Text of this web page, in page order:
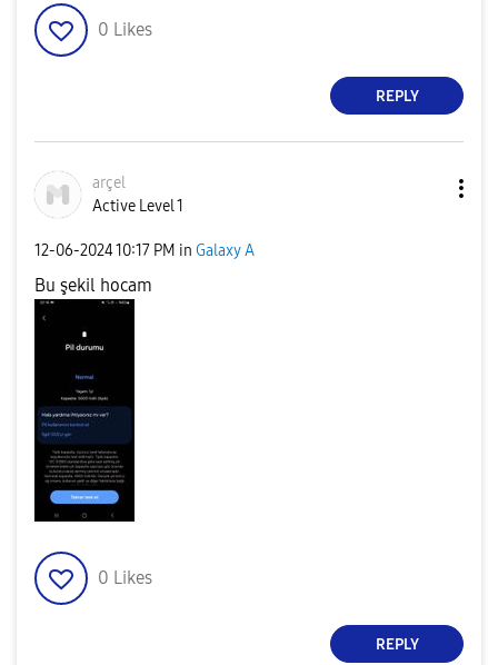
0 Likes
REPLY
arçel
Active Level 1
‎12-06-202410:17 PM in Galaxy A
Bu şekil hocam
0 Likes
REPLY